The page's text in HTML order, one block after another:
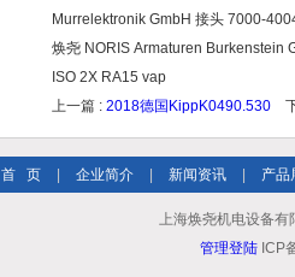
Murrelektronik GmbH 接头 7000-
焕尧 NORIS Armaturen Burkenstein
ISO 2X RA15 vap
上一篇 : 2018德国KippK0490.530
首 页 企业简介 新闻资讯 产品
上海焕尧机电设备有
管理登陆 ICP